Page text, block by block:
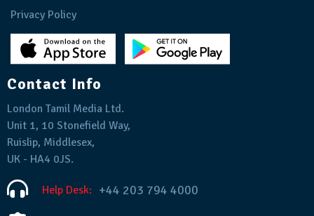
Privacy Policy
Contact Info
London Tamil Media Ltd.
Unit 1, 10 Stonefield Way,
Ruislip, Middlesex,
UK - HA4 0JS.
Help Desk: +44 203 794 4000